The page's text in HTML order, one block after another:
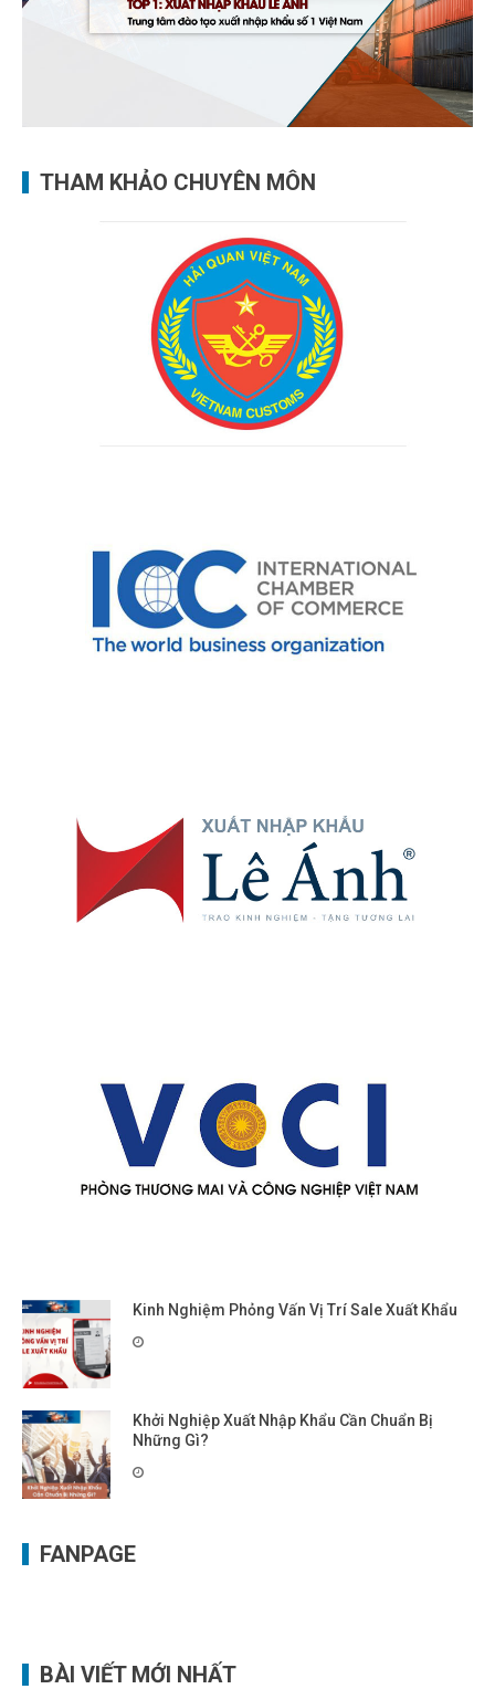
THAM KHẢO CHUYÊN MÔN
Kinh Nghiệm Phỏng Vấn Vị Trí Sale Xuất Khẩu
Khởi Nghiệp Xuất Nhập Khẩu Cần Chuẩn Bị
Những Gì?
FANPAGE
BÀI VIẾT MỚI NHẤT